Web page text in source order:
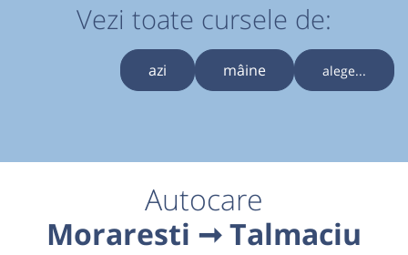
Vezi toate cursele de:
azi mâine alege...
Autocare
Moraresti ➞ Talmaciu